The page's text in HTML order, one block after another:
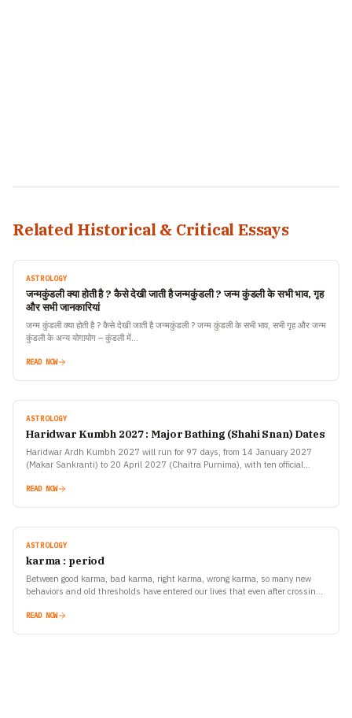
Related Historical & Critical Essays
ASTROLOGY
जन्मकुंडली क्या होती है ? कैसे देखी जाती है जन्मकुंडली ? जन्म कुंडली के सभी भाव, गृह
और सभी जानकारियां
जन्म कुंडली क्या होती है ? कैसे देखी जाती है जन्मकुंडली ? जन्म कुंडली के सभी भाव, सभी गृह और जन्म
कुंडली के अन्य योगायोग – कुंडली में…
READ NOW
ASTROLOGY
Haridwar Kumbh 2027 : Major Bathing (Shahi Snan) Dates
Haridwar Ardh Kumbh 2027 will run for 97 days, from 14 January 2027
(Makar Sankranti) to 20 April 2027 (Chaitra Purnima), with ten official
READ NOW
ASTROLOGY
karma : period
Between good karma, bad karma, right karma, wrong karma, so many new
behaviors and old thresholds have entered our lives that even after crossing
own existence
READ NOW